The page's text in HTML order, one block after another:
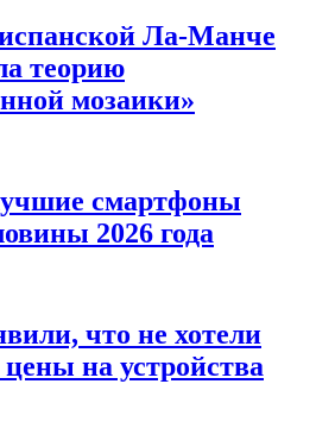
Ла-Манче
теорию
мозаики»
смартфоны
2026 года
что не хотели
на устройства